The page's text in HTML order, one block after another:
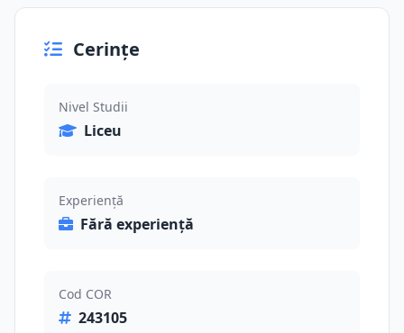
Cerințe
Nivel Studii
Liceu
Experiență
Fără experiență
Cod COR
243105